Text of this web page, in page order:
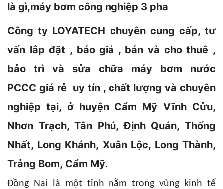
là gì,máy bơm công nghiệp 3 pha
Công ty LOYATECH chuyên cung cấp, tư
vấn lắp đặt , báo giá , bán và cho thuê ,
bảo trì và sửa chữa máy bơm nước
PCCC giá rẻ uy tín , chất lượng và chuyên
nghiệp tại, ở huyện Cẩm Mỹ Vĩnh Cửu,
Nhơn Trạch, Tân Phú, Định Quán, Thống
Nhất, Long Khánh, Xuân Lộc, Long Thành,
Trảng Bom, Cẩm Mỹ.
Đồng Nai là một tỉnh nằm trong vùng kinh tế